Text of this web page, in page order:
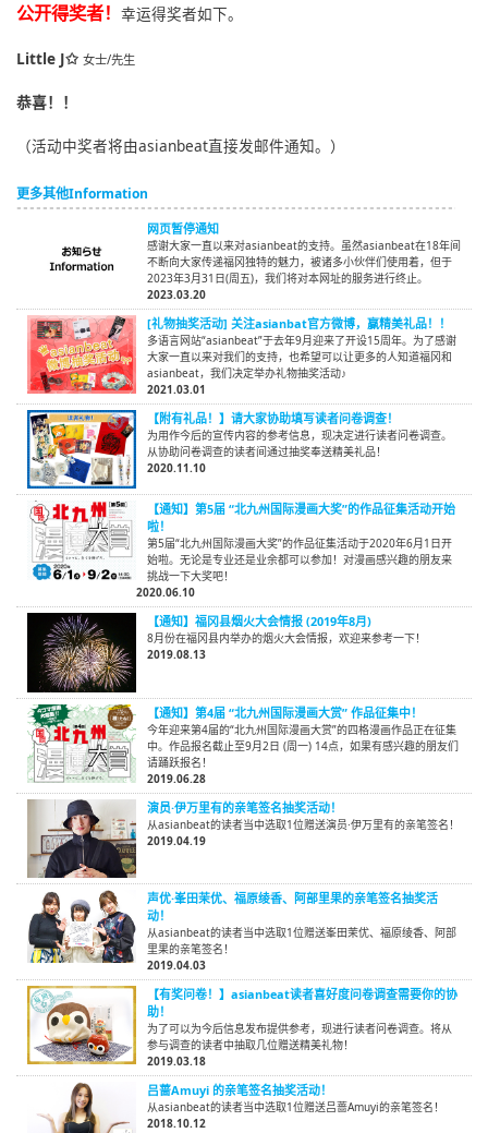
公开得奖者！ 幸运得奖者如下。
Little J✩ 女士/先生
恭喜！！
（活动中奖者将由asianbeat直接发邮件通知。）
更多其他Information
网页暂停通知
感谢大家一直以来对asianbeat的支持。虽然asianbeat在18年间
不断向大家传递福冈独特的魅力，被诸多小伙伴们使用着，但于
2023年3月31日(周五)，我们将对本网址的服务进行终止。
2023.03.20
[礼物抽奖活动] 关注asianbat官方微博，赢精美礼品！！
多语言网站“asianbeat”于去年9月迎来了开设15周年。为了感谢
大家一直以来对我们的支持，也希望可以让更多的人知道福冈和
asianbeat，我们决定举办礼物抽奖活动♪
2021.03.01
【附有礼品！】请大家协助填写读者问卷调查！
为用作今后的宣传内容的参考信息，现决定进行读者问卷调查。
从协助问卷调查的读者间通过抽奖奉送精美礼品！
2020.11.10
【通知】第5届 “北九州国际漫画大奖”的作品征集活动开始
啦！
第5届“北九州国际漫画大奖”的作品征集活动于2020年6月1日开
始啦。无论是专业还是业余都可以参加！对漫画感兴趣的朋友来
挑战一下大奖吧！
2020.06.10
【通知】福冈县烟火大会情报 (2019年8月)
8月份在福冈县内举办的烟火大会情报，欢迎来参考一下！
2019.08.13
【通知】第4届 “北九州国际漫画大赏” 作品征集中！
今年迎来第4届的“北九州国际漫画大赏”的四格漫画作品正在征集
中。作品报名截止至9月2日 (周一) 14点，如果有感兴趣的朋友们
请踊跃报名！
2019.06.28
演员·伊万里有的亲笔签名抽奖活动！
从asianbeat的读者当中选取1位赠送演员·伊万里有的亲笔签名！
2019.04.19
声优·峯田茉优、福原绫香、阿部里果的亲笔签名抽奖活
动！
从asianbeat的读者当中选取1位赠送峯田茉优、福原绫香、阿部
里果的亲笔签名！
2019.04.03
【有奖问卷！】asianbeat读者喜好度问卷调查需要你的协
助！
为了可以为今后信息发布提供参考，现进行读者问卷调查。将从
参与调查的读者中抽取几位赠送精美礼物！
2019.03.18
吕蔷Amuyi 的亲笔签名抽奖活动！
从asianbeat的读者当中选取1位赠送吕蔷Amuyi的亲笔签名！
2018.10.12